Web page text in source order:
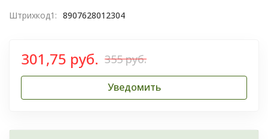
Штрихкод1: 8907628012304
301,75 руб. 355 руб.
Уведомить